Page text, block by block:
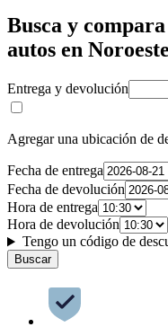
Busca y
autos en
Entrega y devolución
Agregar una ubicación de
Fecha de entrega
Fecha de devolución
Hora de entrega
Hora de devolución
Tengo un código de
Buscar